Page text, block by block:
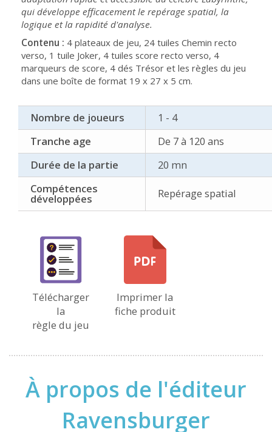
qui développe efficacement le repérage spatial, la
logique et la rapidité d'analyse.
Contenu : 4 plateaux de jeu, 24 tuiles Chemin recto
verso, 1 tuile Joker, 4 tuiles score recto verso, 4
marqueurs de score, 4 dés Trésor et les règles du jeu
dans une boîte de format 19 x 27 x 5 cm.
Nombre de joueurs
1 - 4
Tranche age
De 7 à 120 ans
Durée de la partie
20 mn
Compétences
développées Repérage spatial
Télécharger
la
règle du jeu
Imprimer la
fiche produit
À propos de l'éditeur
Ravensburger